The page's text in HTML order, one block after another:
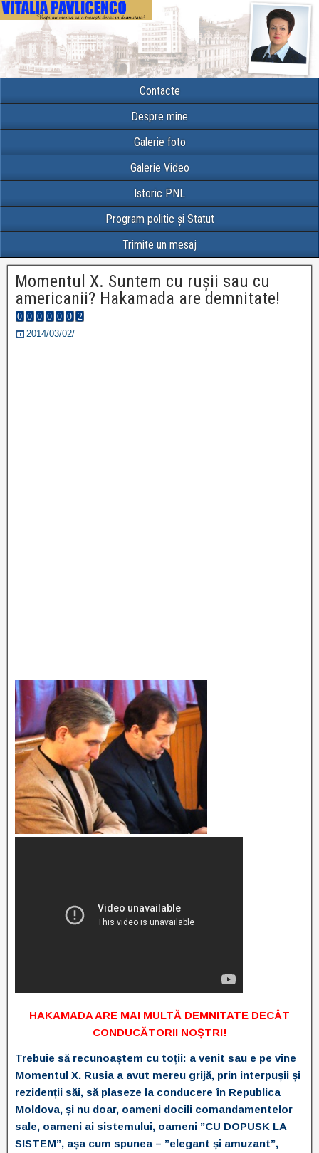
Contacte
Despre mine
Galerie foto
Galerie Video
Istoric PNL
Program politic și Statut
Trimite un mesaj
Momentul X. Suntem cu rușii sau cu
americanii? Hakamada are demnitate!
2014/03/02/
HAKAMADA ARE MAI MULTĂ DEMNITATE DECÂT
CONDUCĂTORII NOȘTRI!
Trebuie să recunoaștem cu toții: a venit sau e pe vine
Momentul X. Rusia a avut mereu grijă, prin interpușii și
rezidenții săi, să plaseze la conducere în Republica
Moldova, și nu doar, oameni docili comandamentelor
sale, oameni ai sistemului, oameni ”CU DOPUSK LA
SISTEM”, așa cum spunea – ”elegant și amuzant”,